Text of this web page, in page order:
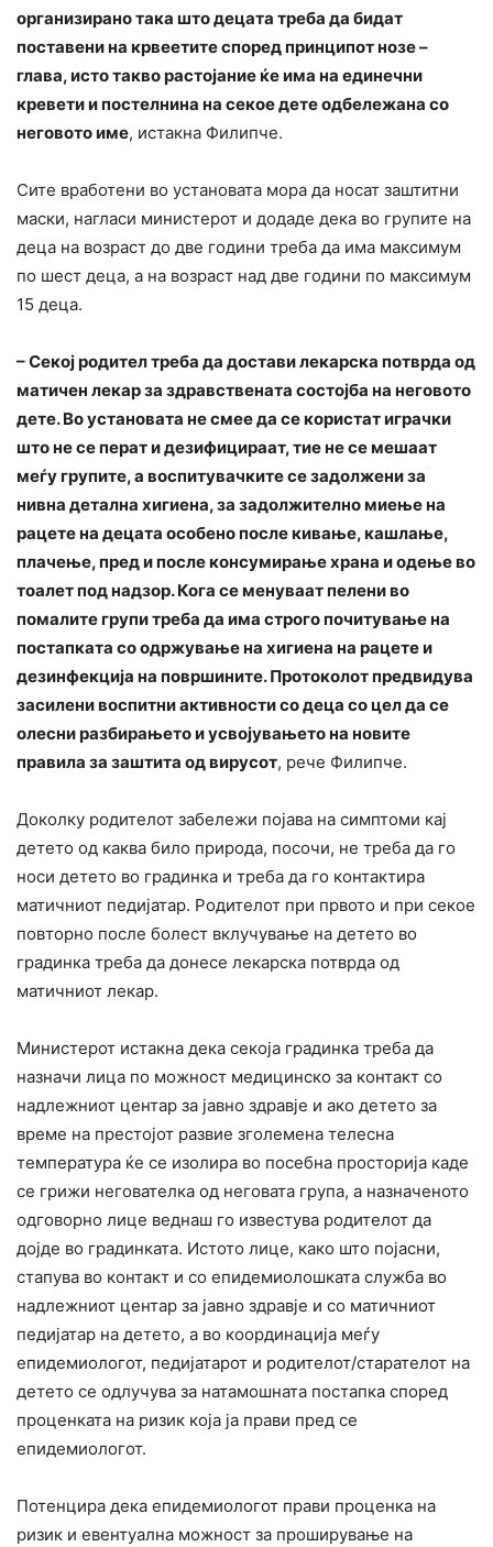
организирано така што децата треба да бидат
поставени на крвеетите според принципот нозе –
глава, исто такво растојание ќе има на единечни
кревети и постелнина на секое дете одбележана со
неговото име, истакна Филипче.
Сите вработени во установата мора да носат заштитни
маски, нагласи министерот и додаде дека во групите на
деца на возраст до две години треба да има максимум
по шест деца, а на возраст над две години по максимум
15 деца.
– Секој родител треба да достави лекарска потврда од
матичен лекар за здравствената состојба на неговото
дете. Во установата не смее да се користат играчки
што не се перат и дезифицираат, тие не се мешаат
меѓу групите, а воспитувачките се задолжени за
нивна детална хигиена, за задолжително миење на
рацете на децата особено после кивање, кашлање,
плачење, пред и после консумирање храна и одење во
тоалет под надзор. Кога се менуваат пелени во
помалите групи треба да има строго почитување на
постапката со одржување на хигиена на рацете и
дезинфекција на површините. Протоколот предвидува
засилени воспитни активности со деца со цел да се
олесни разбирањето и усвојувањето на новите
правила за заштита од вирусот, рече Филипче.
Доколку родителот забележи појава на симптоми кај
детето од каква било природа, посочи, не треба да го
носи детето во градинка и треба да го контактира
матичниот педијатар. Родителот при првото и при секое
повторно после болест вклучување на детето во
градинка треба да донесе лекарска потврда од
матичниот лекар.
Министерот истакна дека секоја градинка треба да
назначи лица по можност медицинско за контакт со
надлежниот центар за јавно здравје и ако детето за
време на престојот развие зголемена телесна
температура ќе се изолира во посебна просторија каде
се грижи негователка од неговата група, а назначеното
одговорно лице веднаш го известува родителот да
дојде во градинката. Истото лице, како што појасни,
стапува во контакт и со епидемиолошката служба во
надлежниот центар за јавно здравје и со матичниот
педијатар на детето, а во координација меѓу
епидемиологот, педијатарот и родителот/старателот на
детето се одлучува за натамошната постапка според
проценката на ризик која ја прави пред се
епидемиологот.
Потенцира дека епидемиологот прави проценка на
ризик и евентуална можност за проширување на